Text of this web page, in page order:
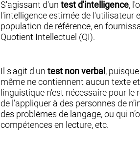
S'agissant d'un test d'intelligence,
l'intelligence estimée de l'utilisateur
population de référence, en
Quotient Intellectuel (QI).
Il s'agit d'un test non verbal ,
même ne contiennent aucun texte
linguistique n'est nécessaire pour le
de l’appliquer à des personnes de
des problèmes de langage, ou qui
compétences en lecture, etc.